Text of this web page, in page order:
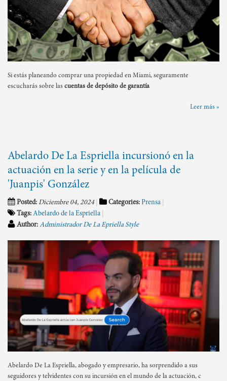
Si estás planeando comprar una propiedad en Miami, seguramente
escucharás sobre las cuentas de depósito de garantía
Leer más »
Abelardo De La Espriella incursionó en la
actuación en la serie y en la película de
'Juanpis' González
Posted: Diciembre 04, 2024 Categories: Prensa
Tags: Abelardo de la Espriella
Author: Administrador De La Epriella Style
Abelardo De La Espriella, abogado y empresario, ha sorprendido a sus
seguidores y telvidentes con su incursión en el mundo de la actuación, c